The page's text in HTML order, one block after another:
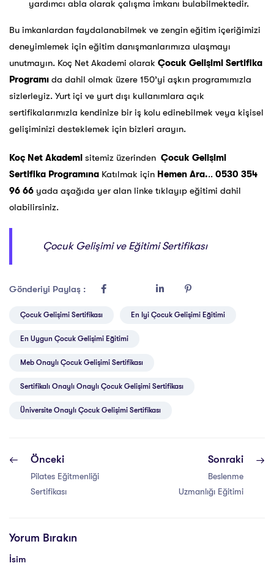
yardımcı abla olarak çalışma imkanı bulabilmektedir.
Bu imkanlardan faydalanabilmek ve zengin eğitim içeriğimizi
deneyimlemek için eğitim danışmanlarımıza ulaşmayı
unutmayın. Koç Net Akademi olarak Çocuk Gelişimi Sertifika
Programı da dahil olmak üzere 150’yi aşkın programımızla
sizlerleyiz. Yurt içi ve yurt dışı kullanımlara açık
sertifikalarımızla kendinize bir iş kolu edinebilmek veya kişisel
gelişiminizi desteklemek için bizleri arayın.
Koç Net Akademi sitemiz üzerinden Çocuk Gelişimi
Sertifika Programına Katılmak için Hemen Ara... 0530 354
96 66 yada aşağıda yer alan linke tıklayıp eğitimi dahil
olabilirsiniz.
Çocuk Gelişimi ve Eğitimi Sertifikası
Gönderiyi Paylaş :
Çocuk Gelişimi Sertifikası En Iyi Çocuk Gelişimi Eğitimi
En Uygun Çocuk Gelişimi Eğitimi
Meb Onaylı Çocuk Gelişimi Sertifikası
Sertifikalı Onaylı Onaylı Çocuk Gelişimi Sertifikası
Üniversite Onaylı Çocuk Gelişimi Sertifikası
Önceki
Pilates Eğitmenliği
Sertifikası
Sonraki
Beslenme
Uzmanlığı Eğitimi
Yorum Bırakın
İsim